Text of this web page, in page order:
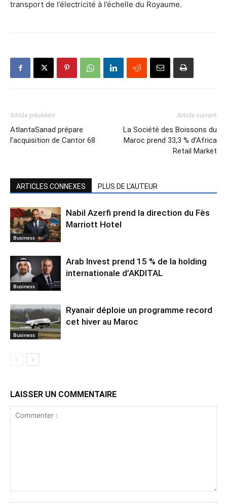
transport de l’électricité à l’échelle du Royaume.
Article précédent
AtlantaSanad prépare
l’acquisition de Cantor 68
Article suivant
La Société des Boissons du
Maroc prend 33,3 % d’Africa
Retail Market
ARTICLES CONNEXES PLUS DE L'AUTEUR
Business
Nabil Azerfi prend la direction du Fès
Marriott Hotel
Business
Arab Invest prend 15 % de la holding
internationale d’AKDITAL
Business
Ryanair déploie un programme record
cet hiver au Maroc
LAISSER UN COMMENTAIRE